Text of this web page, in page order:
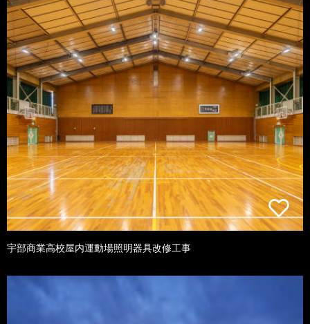
宇部商業高校屋内運動場照明器具改修工事